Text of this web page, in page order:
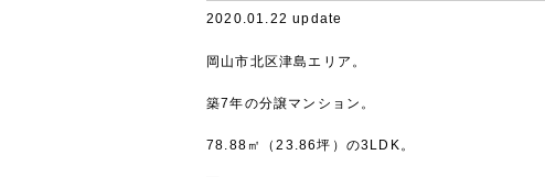
2020.01.22 update
岡山市北区津島エリア。
築7年の分譲マンション。
78.88㎡（23.86坪）の3LDK。